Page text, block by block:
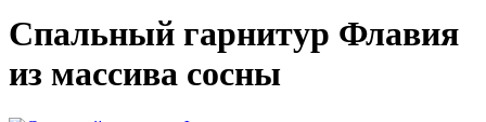
Спальный гарнитур Флавия
из массива сосны